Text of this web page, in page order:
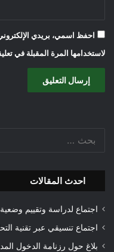
احفظ اسمي، بريدي
لاستخدامها المرة المقبلة في
احدث المقالات
اجتماع لدراسة وتقييم
اجتماع تنسيقي عبر تقنية
بلاغ حول رزنامة الدخول المدرسي